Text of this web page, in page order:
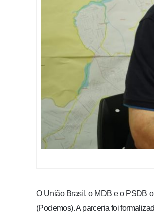
O União Brasil, o MDB e o PSDB
(Podemos). A parceria foi